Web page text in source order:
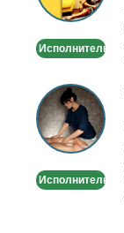
Исполнитель
Массаж
лица
и
тела
Исполнитель